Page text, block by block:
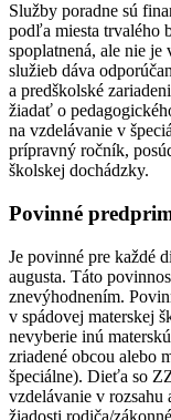
Služby poradne sú
podľa miesta trvalého
spoplatnená, ale nie
služieb dáva
a predškolské
žiadať o
na vzdelávanie v
prípravný ročník,
školskej dochádzky.
Povinné
Je povinné pre každé
augusta. Táto
znevýhodnením.
v spádovej materskej
nevyberie inú
zriadené obcou alebo
špeciálne). Dieťa so
vzdelávanie v rozsahu
žiadosti rodiča/